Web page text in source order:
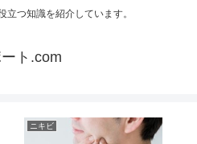
立つ知識を紹介しています。
ト.com
ニキビ